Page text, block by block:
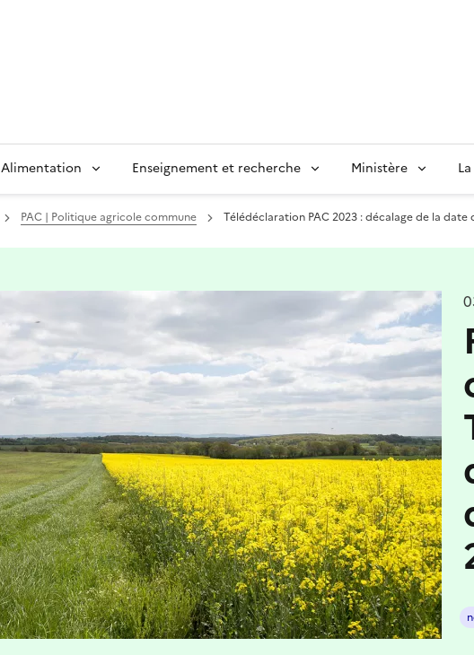
Alimentation Enseignement et recherche Ministère
PAC | Politique agricole commune Télédéclaration PAC 2023 : décalage de la date